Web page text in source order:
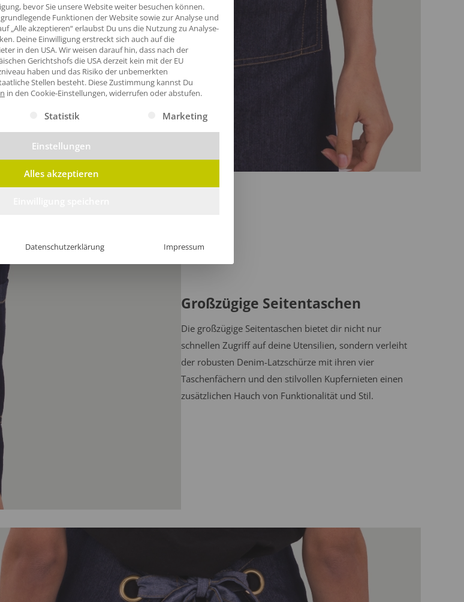
Großzügige Seitentaschen
Die großzügige Seitentaschen bietet dir nicht nur
schnellen Zugriff auf deine Utensilien, sondern verleiht
der robusten Denim-Latzschürze mit ihren vier
Taschenfächern und den stilvollen Kupfernieten einen
zusätzlichen Hauch von Funktionalität und Stil.
bevor Sie unsere Website weiter besuchen können.
Funktionen der Website sowie zur Analyse und
„Alle akzeptieren“ erlaubst Du uns die Nutzung zu Analyse-
Deine Einwilligung erstreckt sich auch auf die
in den USA. Wir weisen darauf hin, dass nach der
Gerichtshofs die USA derzeit kein mit der EU
haben und das Risiko der unbemerkten
Stellen besteht. Diese Zustimmung kannst Du
in den Cookie-Einstellungen, widerrufen oder abstufen.
Gruppen, für die eine Einwilligung erteilt werden kann. Die erste Service-Gruppe ist essenziell und kann
Statistik Marketing
Einstellungen
Alles akzeptieren
Datenschutzerklärung Impressum